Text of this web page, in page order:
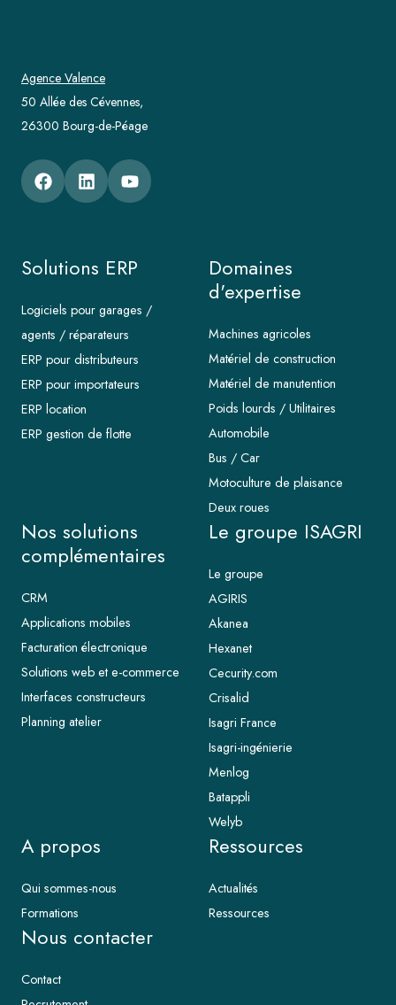
Agence Valence
50 Allée des Cévennes,
26300 Bourg-de-Péage
Solutions ERP
Logiciels pour garages /
agents / réparateurs
ERP pour distributeurs
ERP pour importateurs
ERP location
ERP gestion de flotte
Domaines
d'expertise
Machines agricoles
Matériel de construction
Matériel de manutention
Poids lourds / Utilitaires
Automobile
Bus / Car
Motoculture de plaisance
Deux roues
Nos solutions
complémentaires
CRM
Applications mobiles
Facturation électronique
Solutions web et e-commerce
Interfaces constructeurs
Planning atelier
Le groupe ISAGRI
Le groupe
AGIRIS
Akanea
Hexanet
Cecurity.com
Crisalid
Isagri France
Isagri-ingénierie
Menlog
Batappli
Welyb
A propos
Qui sommes-nous
Formations
Ressources
Actualités
Ressources
Nous contacter
Contact